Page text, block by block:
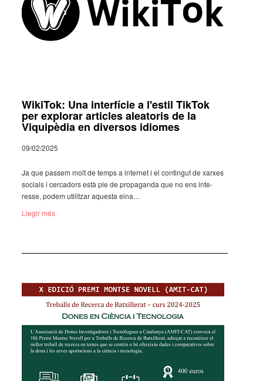
WikiTok: Una interfície a l'estil TikTok
per explorar articles aleatoris de la
Viquipèdia en diversos idiomes
09/02/2025
Ja que passem molt de temps a inter­net i el contin­gut de xarxes
soci­als i cerca­dors està ple de propa­ganda que no ens inte­
resse, podem utilit­zar aquesta eina…
Llegir més